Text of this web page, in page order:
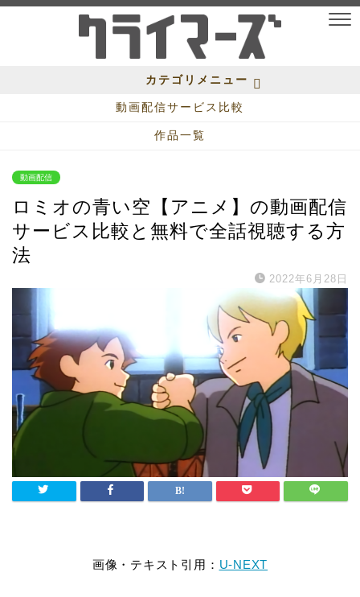
カテゴリメニュー
動画配信サービス比較
作品一覧
動画配信
ロミオの青い空【アニメ】の動画配信
サービス比較と無料で全話視聴する方
法
2022年6月28日
画像・テキスト引用： U-NEXT